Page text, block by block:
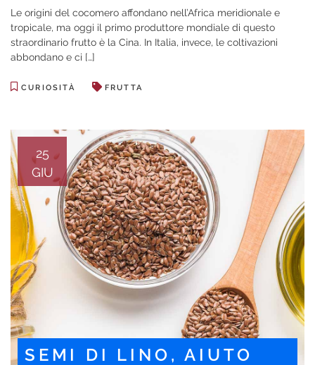
Le origini del cocomero affondano nell’Africa meridionale e
tropicale, ma oggi il primo produttore mondiale di questo
straordinario frutto è la Cina. In Italia, invece, le coltivazioni
abbondano e ci […]
CURIOSITÀ FRUTTA
25
GIU
SEMI DI LINO, AIUTO